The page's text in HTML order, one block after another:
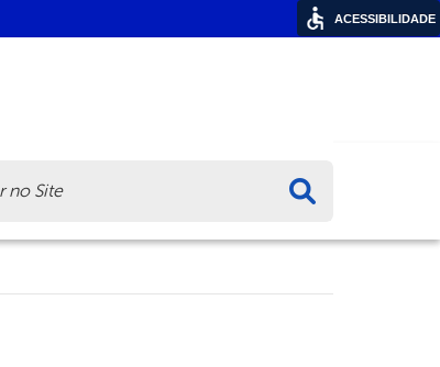
ACESSIBILIDADE